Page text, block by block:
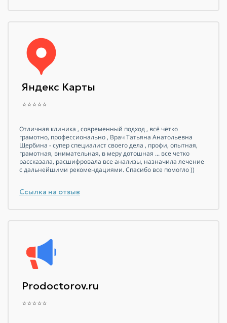
Яндекс Карты
⭐⭐⭐⭐⭐
Отличная клиника , современный подход , всё чётко
грамотно, профессионально , Врач Татьяна Анатольевна
Щербина - супер специалист своего дела , профи, опытная,
грамотная, внимательная, в меру дотошная ... все четко
рассказала, расшифровала все анализы, назначила лечение
с дальнейшими рекомендациями. Спасибо все помогло ))
Ссылка на отзыв
Prodoctorov.ru
⭐⭐⭐⭐⭐